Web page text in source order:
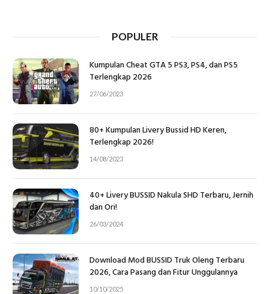
POPULER
Kumpulan Cheat GTA 5 PS3, PS4, dan PS5
Terlengkap 2026
27/06/2023
80+ Kumpulan Livery Bussid HD Keren,
Terlengkap 2026!
14/08/2023
40+ Livery BUSSID Nakula SHD Terbaru, Jernih
dan Ori!
26/03/2024
Download Mod BUSSID Truk Oleng Terbaru
2026, Cara Pasang dan Fitur Unggulannya
10/10/2025